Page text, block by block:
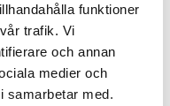
funktioner
trafik. Vi
och annan
medier och
samarbetar med.